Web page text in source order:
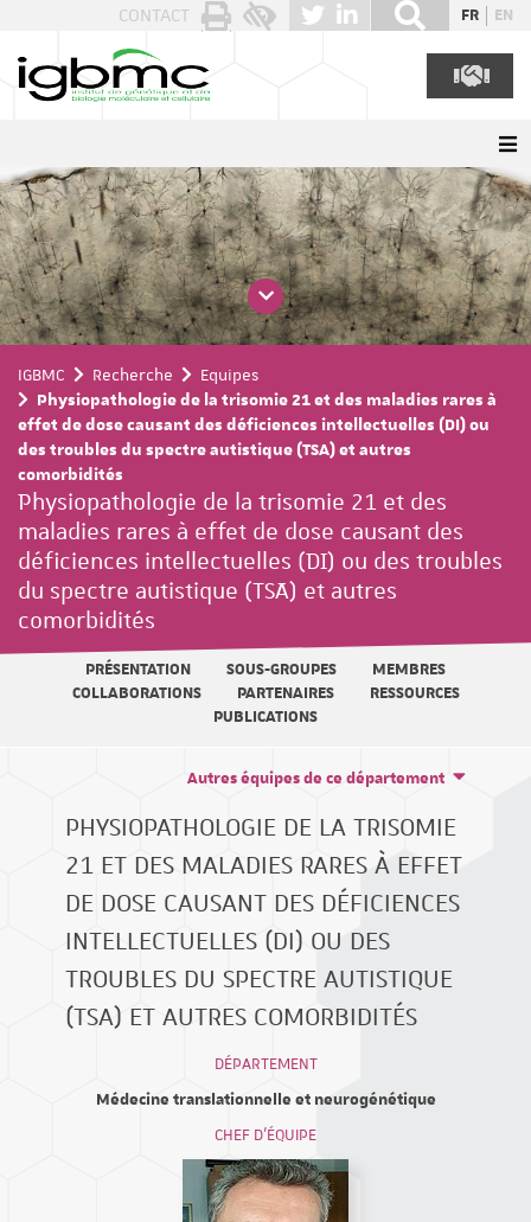
CONTACT FR EN
IGBMC Recherche
Equipes
Physiopathologie de la trisomie 21 et des maladies rares à
effet de dose causant des déficiences intellectuelles (DI) ou
des troubles du spectre autistique (TSA) et autres
comorbidités
Physiopathologie de la trisomie 21 et des
maladies rares à effet de dose causant des
déficiences intellectuelles (DI) ou des troubles
du spectre autistique (TSA) et autres
comorbidités
PRÉSENTATION SOUS-GROUPES
MEMBRES
COLLABORATIONS
PARTENAIRES
RESSOURCES
PUBLICATIONS
PHYSIOPATHOLOGIE DE LA TRISOMIE
21 ET DES MALADIES RARES À EFFET
DE DOSE CAUSANT DES DÉFICIENCES
INTELLECTUELLES (DI) OU DES
TROUBLES DU SPECTRE AUTISTIQUE
(TSA) ET AUTRES COMORBIDITÉS
Autres équipes de ce département
DÉPARTEMENT
Médecine translationnelle et neurogénétique
CHEF D'ÉQUIPE
Panneau de gestion des cookies